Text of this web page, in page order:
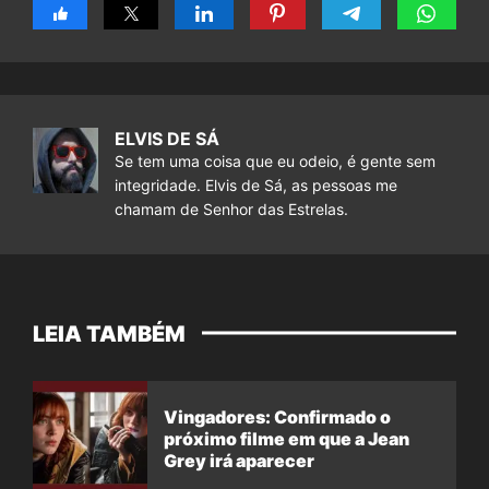
ELVIS DE SÁ
Se tem uma coisa que eu odeio, é gente sem
integridade. Elvis de Sá, as pessoas me
chamam de Senhor das Estrelas.
LEIA TAMBÉM
Vingadores: Confirmado o
próximo filme em que a Jean
Grey irá aparecer